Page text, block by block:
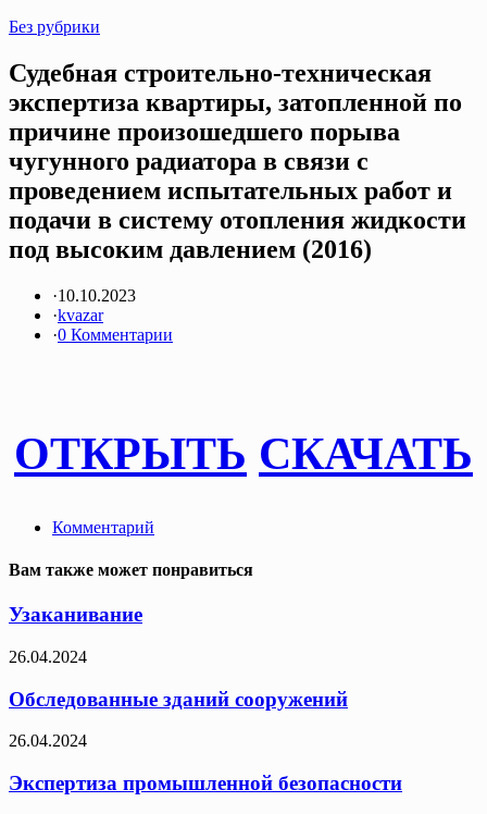
Без рубрики
Судебная строительно-техническая
экспертиза квартиры, затопленной по
причине произошедшего порыва
чугунного радиатора в связи с
проведением испытательных работ и
подачи в систему отопления жидкости
под высоким давлением (2016)
·10.10.2023
·kvazar
·0 Комментарии
ОТКРЫТЬ СКАЧАТЬ
Комментарий
Вам также может понравиться
Узаканивание
26.04.2024
Обследованные зданий сооружений
26.04.2024
Экспертиза промышленной безопасности